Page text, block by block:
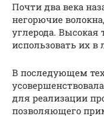
Почти два века
негорючие
углерода. Высокая
использовать их в
В последующем
для реализации
позволяющего